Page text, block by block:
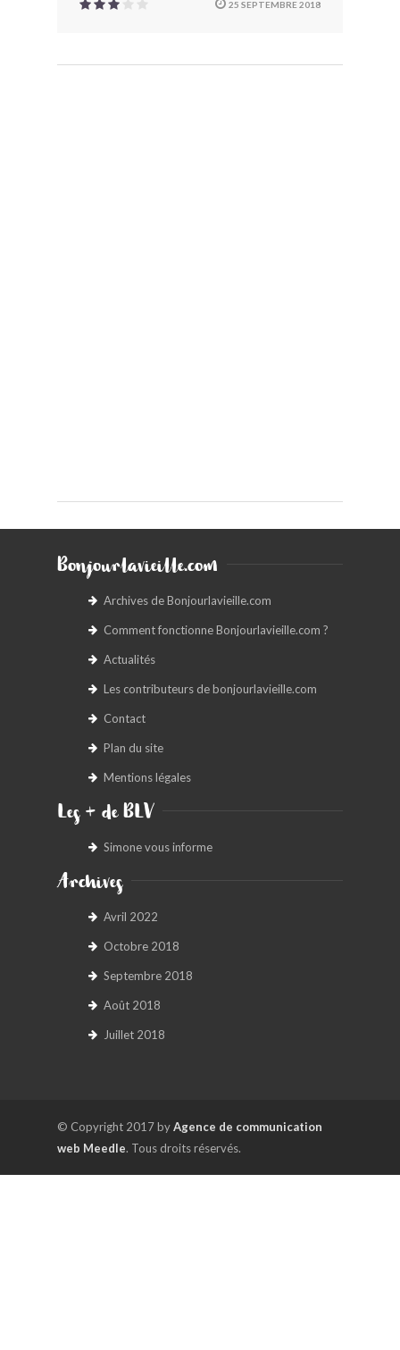
25 SEPTEMBRE 2018
Bonjourlavieille.com
Archives de Bonjourlavieille.com
Comment fonctionne Bonjourlavieille.com ?
Actualités
Les contributeurs de bonjourlavieille.com
Contact
Plan du site
Mentions légales
Les + de BLV
Simone vous informe
Archives
Avril 2022
Octobre 2018
Septembre 2018
Août 2018
Juillet 2018
© Copyright 2017 byAgence de communication
web Meedle. Tous droits réservés.